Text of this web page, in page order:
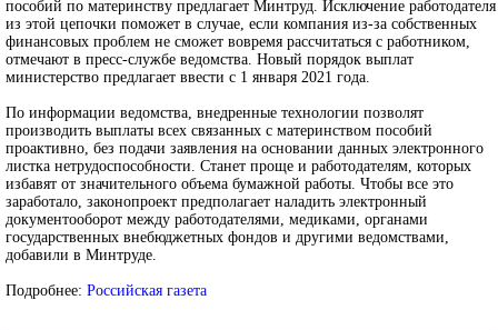
пособий по материнству предлагает Минтруд. Исключение работодателя
из этой цепочки поможет в случае, если компания из-за собственных
финансовых проблем не сможет вовремя рассчитаться с работником,
отмечают в пресс-службе ведомства. Новый порядок выплат
министерство предлагает ввести с 1 января 2021 года.
По информации ведомства, внедренные технологии позволят
производить выплаты всех связанных с материнством пособий
проактивно, без подачи заявления на основании данных электронного
листка нетрудоспособности. Станет проще и работодателям, которых
избавят от значительного объема бумажной работы. Чтобы все это
заработало, законопроект предполагает наладить электронный
документооборот между работодателями, медиками, органами
государственных внебюджетных фондов и другими ведомствами,
добавили в Минтруде.
Подробнее: Российская газета